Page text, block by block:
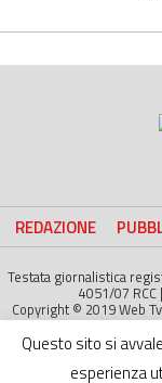
REDAZIONE
Testata giornalistica
4051/07
Copyright © 2019 Web
della Jesina
Questo sito si
esperienza